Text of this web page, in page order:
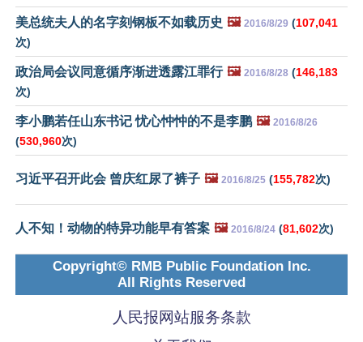
美总统夫人的名字刻钢板不如载历史 🖼️ 2016/8/29 (107,041
次)
政治局会议同意循序渐进透露江罪行 🖼️ 2016/8/28 (146,183
次)
李小鹏若任山东书记 忧心忡忡的不是李鹏 🖼️ 2016/8/26
(530,960次)
习近平召开此会 曾庆红尿了裤子 🖼️ 2016/8/25 (155,782次)
人不知！动物的特异功能早有答案 🖼️ 2016/8/24 (81,602次)
Copyright© RMB Public Foundation Inc.
All Rights Reserved
人民报网站服务条款